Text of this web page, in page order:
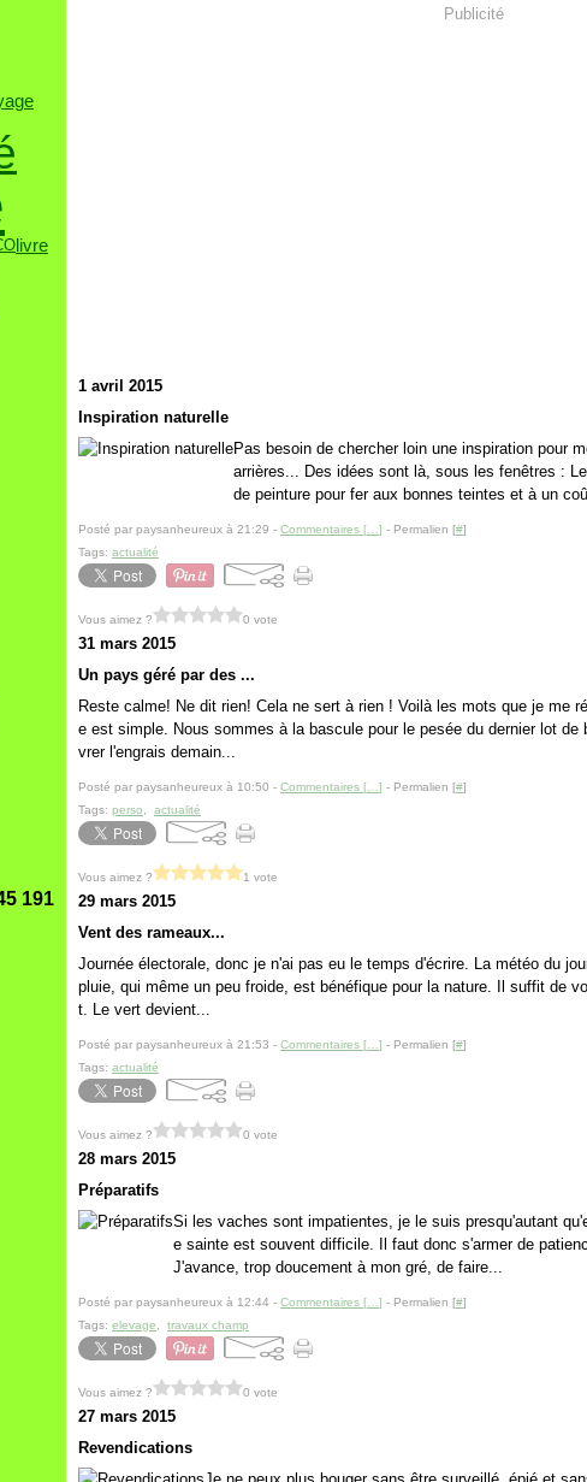
livre
191
Publicité
1 avril 2015
Inspiration naturelle
Pas besoin de chercher loin une inspiration pour
arrières... Des idées sont là, sous les fenêtres :
de peinture pour fer aux bonnes teintes et à un
Posté par paysanheureux à 21:29 - Commentaires [ ] - Permalien [#]
Tags: actualité
Vous aimez ? 0 vote
31 mars 2015
Un pays géré par des ...
Reste calme! Ne dit rien! Cela ne sert à rien ! Voilà les mots que je me
e est simple. Nous sommes à la bascule pour le pesée du dernier lot
vrer l'engrais demain...
Posté par paysanheureux à 10:50 - Commentaires [ ] - Permalien [#]
Tags: perso actualité
Vous aimez ? 1 vote
29 mars 2015
Vent des rameaux...
Journée électorale, donc je n'ai pas eu le temps d'écrire. La météo du
pluie, qui même un peu froide, est bénéfique pour la nature. Il suffit de
t. Le vert devient...
Posté par paysanheureux à 21:53 - Commentaires [ ] - Permalien [#]
Tags: actualité
Vous aimez ? 0 vote
28 mars 2015
Préparatifs
Si les vaches sont impatientes, je le suis presqu'autant
e sainte est souvent difficile. Il faut donc s'armer de
J'avance, trop doucement à mon gré, de faire...
Posté par paysanheureux à 12:44 - Commentaires [ ] - Permalien [#]
Tags: elevage travaux champ
Vous aimez ? 0 vote
27 mars 2015
Revendications